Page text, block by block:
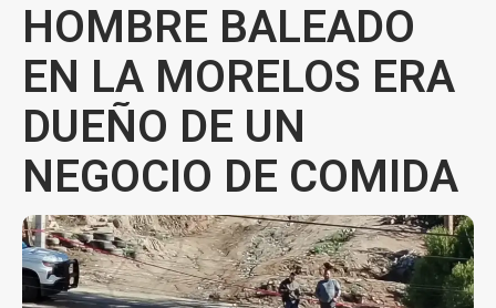
HOMBRE BALEADO
EN LA MORELOS ERA
DUEÑO DE UN
NEGOCIO DE COMIDA